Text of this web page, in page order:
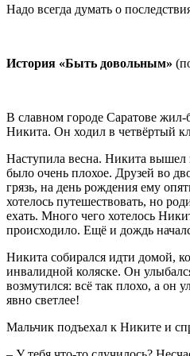
Надо всегда думать о
История «Быть довольным»
В славном городе Саратове
Никита. Он ходил в четвёртый
Наступила весна. Никита вышел
было очень плохое. Друзей во
грязь, на день рождения ему
хотелось путешествовать, но
ехать. Много чего хотелось
происходило. Ещё и дождь
Никита собирался идти домой,
инвалидной коляске. Он
возмутился: всё так плохо, а он
явно светлее!
Мальчик подъехал к Никите и